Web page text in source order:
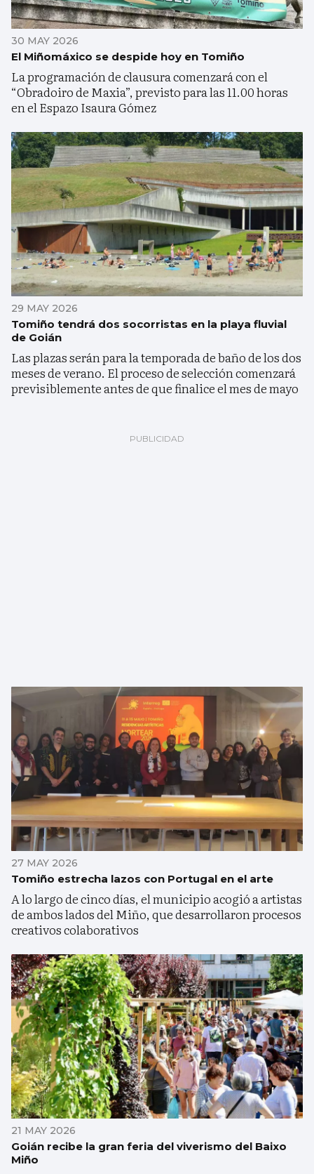
30 MAY 2026
El Miñomáxico se despide hoy en Tomiño
La programación de clausura comenzará con el
“Obradoiro de Maxia”, previsto para las 11.00 horas
en el Espazo Isaura Gómez
29 MAY 2026
Tomiño tendrá dos socorristas en la playa fluvial
de Goián
Las plazas serán para la temporada de baño de los dos
meses de verano. El proceso de selección comenzará
previsiblemente antes de que finalice el mes de mayo
27 MAY 2026
Tomiño estrecha lazos con Portugal en el arte
A lo largo de cinco días, el municipio acogió a artistas
de ambos lados del Miño, que desarrollaron procesos
creativos colaborativos
21 MAY 2026
Goián recibe la gran feria del viverismo del Baixo
Miño